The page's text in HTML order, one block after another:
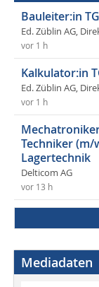
Bauleiter:in
Ed. Züblin AG,
vor 1 h
Kalkulator:in
Ed. Züblin AG,
vor 1 h
Techniker
Lagertechnik
Delticom AG
vor 13 h
Mediadaten